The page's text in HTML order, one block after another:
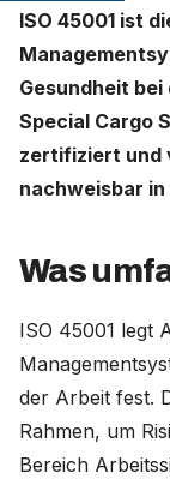
ISO 45001 ist
Gesundheit
Special Cargo
zertifiziert und
nachweisbar
Was
ISO 45001 legt
der Arbeit fest.
Rahmen, um
Bereich
Karriere
Nederland
United